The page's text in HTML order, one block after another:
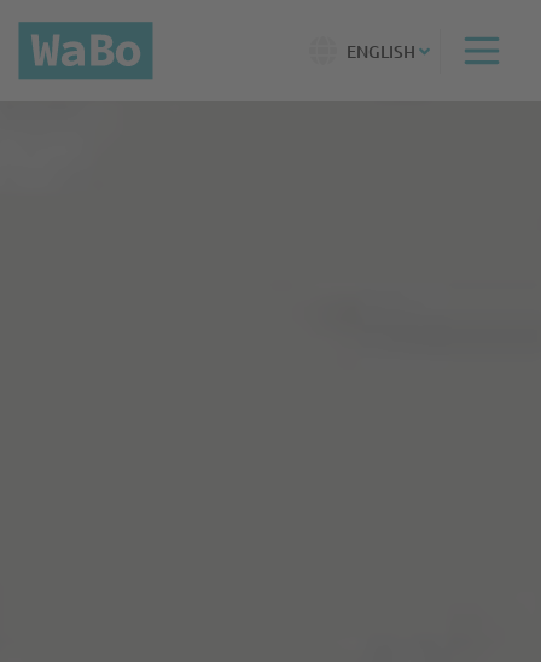
ENGLISH